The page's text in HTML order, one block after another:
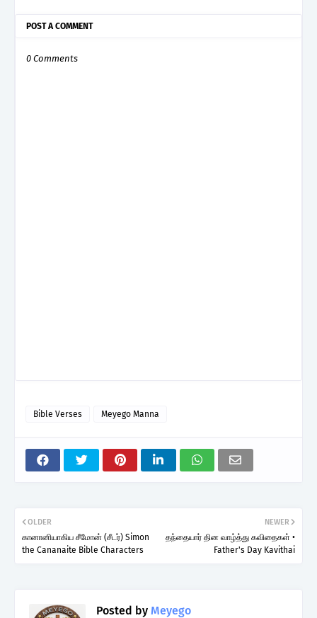
POST A COMMENT
0 Comments
Bible Verses Meyego Manna
NEWER
தந்தையார் தின வாழ்த்து கவிதைகள் •
Father's Day Kavithai
OLDER
கானானியாகிய சீமோன் (சீடர்) Simon
the Cananaite Bible Characters
Posted by Meyego